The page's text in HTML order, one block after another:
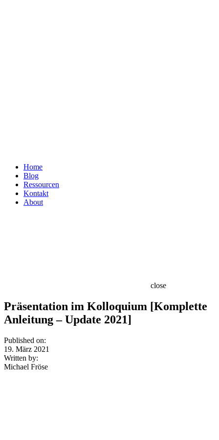
Home
Blog
Ressourcen
Kontakt
About
close
Präsentation im Kolloquium [Komplette
Anleitung – Update 2021]
Published on:
19. März 2021
Written by:
Michael Fröse